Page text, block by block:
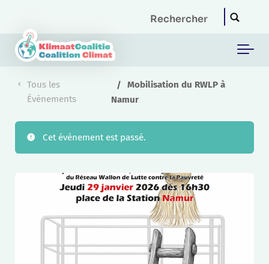
Tous les
Évènements
Mobilisation du RWLP à
Namur
Cet évènement est passé.